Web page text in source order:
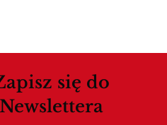
się do
Newslettera